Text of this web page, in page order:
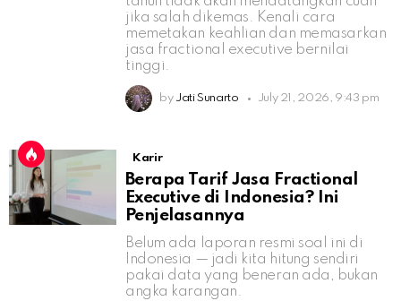
jika salah dikemas. Kenali cara
memetakan keahlian dan memasarkan
jasa fractional executive bernilai
tinggi.
by Jati Sunarto July 21, 2026, 9:43 pm
Karir
Berapa Tarif Jasa Fractional
Executive di Indonesia? Ini
Penjelasannya
Belum ada laporan resmi soal ini di
Indonesia — jadi kita hitung sendiri
pakai data yang beneran ada, bukan
angka karangan.